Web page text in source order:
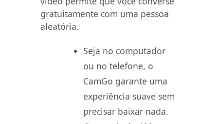
gratuitamente com uma pessoa
aleatória.
Seja no computador
ou no telefone, o
CamGo garante uma
experiência suave sem
precisar baixar nada.